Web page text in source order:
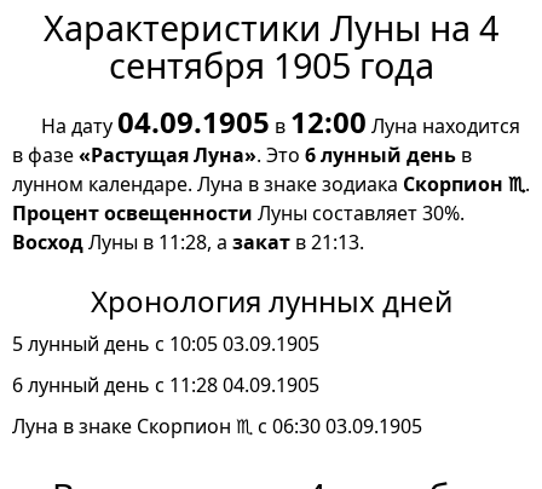
Характеристики Луны на 4
сентября 1905 года
На дату04.09.1905 в 12:00 Луна находится
в фазе«Растущая Луна». Это 6 лунный день в
лунном календаре. Луна в знаке зодиака Скорпион ♏.
Процент освещенности Луны составляет 30%.
ВосходЛуны в 11:28, а закат в 21:13.
Хронология лунных дней
5 лунный день с 10:05 03.09.1905
6 лунный день с 11:28 04.09.1905
Луна в знаке Скорпион ♏ с 06:30 03.09.1905